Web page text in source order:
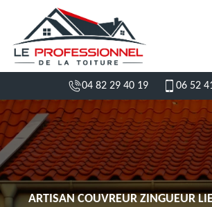
04 82 29 40 19 06 52
ARTISAN COUVREUR ZINGUEUR